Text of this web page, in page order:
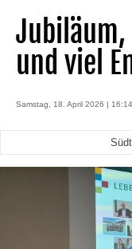
Jubiläum,
und viel
Samstag, 18. April 2026 |